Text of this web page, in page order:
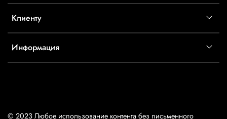
Клиенту
Информация
© 2023 Любое использование контента без письменного